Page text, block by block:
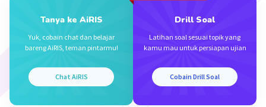
Tanya ke AiRIS
Yuk, cobain chat dan belajar
bareng AiRIS, teman pintarmu!
Chat AiRIS
Drill Soal
Latihan soal sesuai topik yang
kamu mau untuk persiapan ujian
Cobain Drill Soal